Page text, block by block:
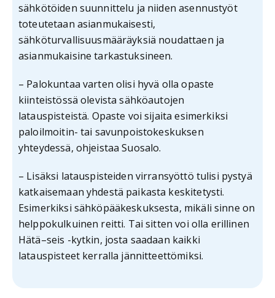
sähkötöiden suunnittelu ja niiden asennustyöt
toteutetaan asianmukaisesti,
sähköturvallisuusmääräyksiä noudattaen ja
asianmukaisine tarkastuksineen.
– Palokuntaa varten olisi hyvä olla opaste
kiinteistössä olevista sähköautojen
latauspisteistä. Opaste voi sijaita esimerkiksi
paloilmoitin- tai savunpoistokeskuksen
yhteydessä, ohjeistaa Suosalo.
– Lisäksi latauspisteiden virransyöttö tulisi pystyä
katkaisemaan yhdestä paikasta keskitetysti.
Esimerkiksi sähköpääkeskuksesta, mikäli sinne on
helppokulkuinen reitti. Tai sitten voi olla erillinen
Hätä–seis -kytkin, josta saadaan kaikki
latauspisteet kerralla jännitteettömiksi.